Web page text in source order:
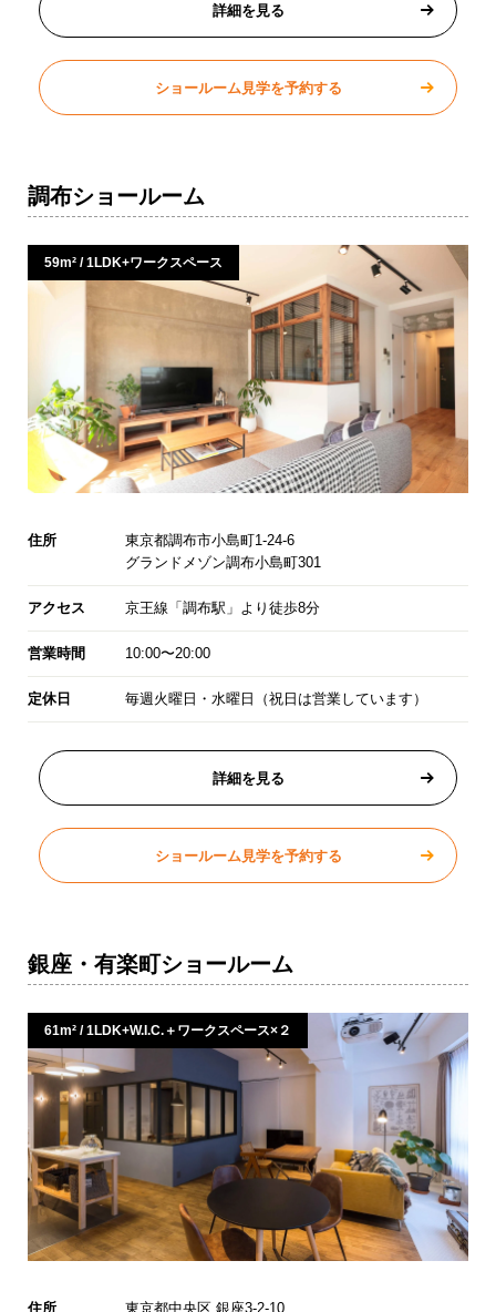
詳細を見る
ショールーム見学を予約する
調布ショールーム
59m² / 1LDK+ワークスペース
住所
東京都調布市小島町1-24-6
グランドメゾン調布小島町301
アクセス 京王線「調布駅」より徒歩8分
営業時間 10:00〜20:00
定休日 毎週火曜日・水曜日（祝日は営業しています）
詳細を見る
ショールーム見学を予約する
銀座・有楽町ショールーム
61m² / 1LDK+W.I.C.＋ワークスペース×２
住所 東京都中央区 銀座3-2-10